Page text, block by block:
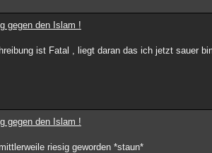
gegen den Islam !
ist Fatal , liegt daran das ich jetzt sauer
gegen den Islam !
riesig geworden *staun*